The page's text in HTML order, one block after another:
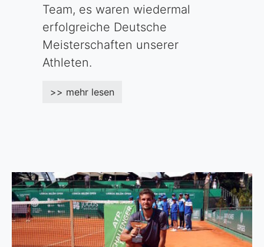
Team, es waren wiedermal
erfolgreiche Deutsche
Meisterschaften unserer
Athleten.
>> mehr lesen